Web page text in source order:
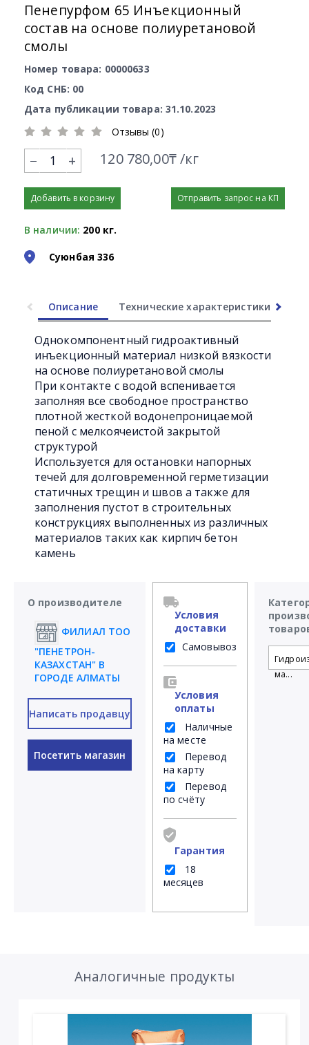
Пенепурфом 65 Инъекционный
состав на основе полиуретановой
смолы
Номер товара: 00000633
Код СНБ: 00
Дата публикации товара: 31.10.2023
Отзывы (0)
+ 120 780,00₸ /кг
Добавить в корзину Отправить запрос на КП
В наличии: 200 кг.
Суюнбая 336
Описание Технические характеристики
Однокомпонентный гидроактивный
инъекционный материал низкой вязкости
на основе полиуретановой смолы
При контакте с водой вспенивается
заполняя все свободное пространство
плотной жесткой водонепроницаемой
пеной с мелкоячеистой закрытой
структурой
Используется для остановки напорных
течей для долговременной герметизации
статичных трещин и швов а также для
заполнения пустот в строительных
конструкциях выполненных из различных
материалов таких как кирпич бетон
камень
О производителе
ФИЛИАЛ ТОО
"ПЕНЕТРОН-
КАЗАХСТАН" В
ГОРОДЕ АЛМАТЫ
Написать продавцу
Посетить магазин
Условия
доставки
Самовывоз
Условия
оплаты
Наличные
на месте
Перевод
на карту
Перевод
по счёту
Гарантия
18
месяцев
ма...
Аналогичные продукты